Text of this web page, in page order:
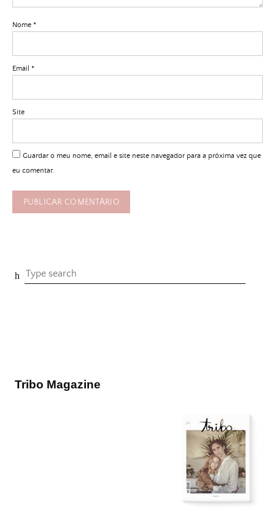
Nome *
Email *
Site
Guardar o meu nome, email e site neste navegador para a próxima vez que
eu comentar.
Tribo Magazine